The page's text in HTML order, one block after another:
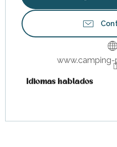
Idiomas hablados
Idiomas hablados